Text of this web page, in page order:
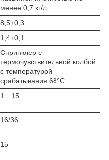
менее 0,7 кг/л
8,5±0,3
1,4±0,1
Спринклер с
термочувствительной колбой
с температурой
срабатывания 68°С
1…15
16/36
15